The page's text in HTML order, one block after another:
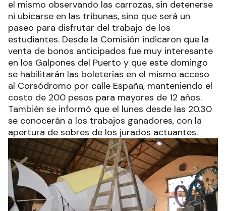
el mismo observando las carrozas, sin detenerse
ni ubicarse en las tribunas, sino que será un
paseo para disfrutar del trabajo de los
estudiantes. Desde la Comisión indicaron que la
venta de bonos anticipados fue muy interesante
en los Galpones del Puerto y que este domingo
se habilitarán las boleterías en el mismo acceso
al Corsódromo por calle España, manteniendo el
costo de 200 pesos para mayores de 12 años.
También se informó que el lunes desde las 20.30
se conocerán a los trabajos ganadores, con la
apertura de sobres de los jurados actuantes.